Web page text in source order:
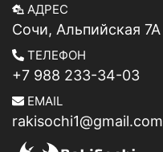
АДРЕС
Сочи, Альпийская 7А
ТЕЛЕФОН
+7 988 233-34-03
EMAIL
rakisochi1@gmail.com